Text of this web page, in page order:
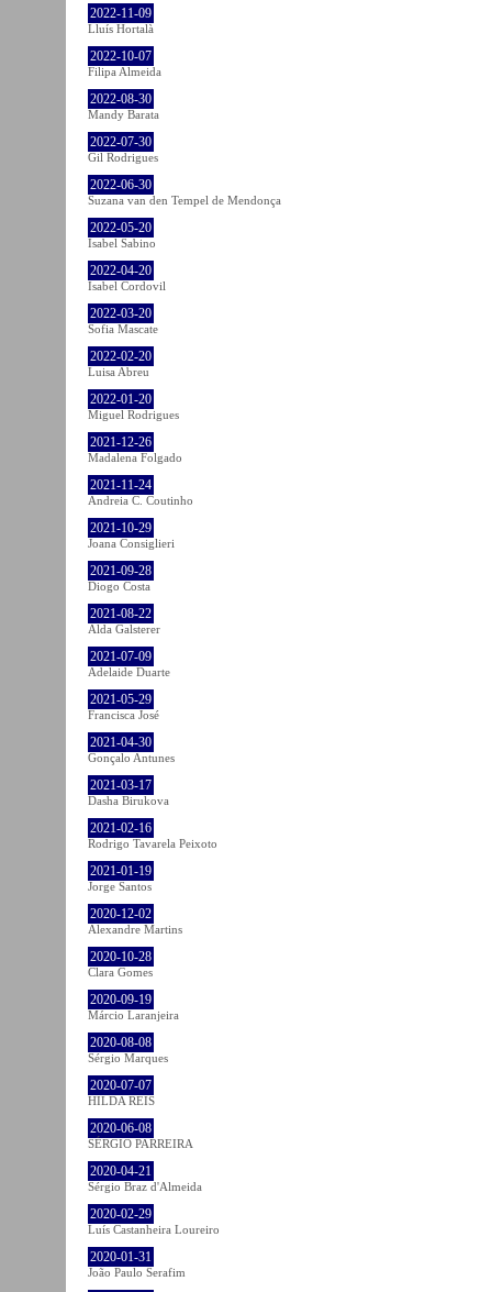
2022-11-09
Lluís Hortalà
2022-10-07
Filipa Almeida
2022-08-30
Mandy Barata
2022-07-30
Gil Rodrigues
2022-06-30
Suzana van den Tempel de Mendonça
2022-05-20
Isabel Sabino
2022-04-20
Isabel Cordovil
2022-03-20
Sofia Mascate
2022-02-20
Luisa Abreu
2022-01-20
Miguel Rodrigues
2021-12-26
Madalena Folgado
2021-11-24
Andreia C. Coutinho
2021-10-29
Joana Consiglieri
2021-09-28
Diogo Costa
2021-08-22
Alda Galsterer
2021-07-09
Adelaide Duarte
2021-05-29
Francisca José
2021-04-30
Gonçalo Antunes
2021-03-17
Dasha Birukova
2021-02-16
Rodrigo Tavarela Peixoto
2021-01-19
Jorge Santos
2020-12-02
Alexandre Martins
2020-10-28
Clara Gomes
2020-09-19
Márcio Laranjeira
2020-08-08
Sérgio Marques
2020-07-07
HILDA REIS
2020-06-08
SÉRGIO PARREIRA
2020-04-21
Sérgio Braz d'Almeida
2020-02-29
Luís Castanheira Loureiro
2020-01-31
João Paulo Serafim